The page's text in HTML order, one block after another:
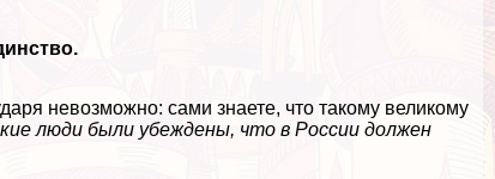
невозможно: сами знаете, что такому великому
люди были убеждены, что в России должен